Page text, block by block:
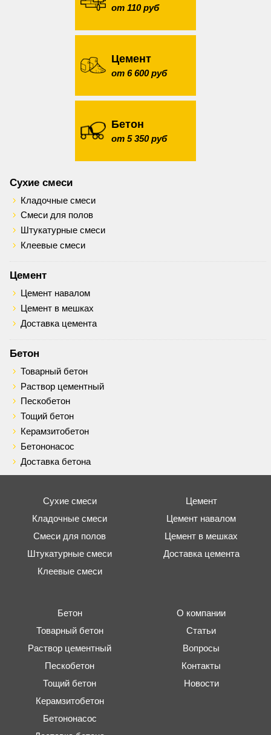
от 110 руб
Цемент
от 6 600 руб
Бетон
от 5 350 руб
Сухие смеси
Кладочные смеси
Смеси для полов
Штукатурные смеси
Клеевые смеси
Цемент
Цемент навалом
Цемент в мешках
Доставка цемента
Бетон
Товарный бетон
Раствор цементный
Пескобетон
Тощий бетон
Керамзитобетон
Бетононасос
Доставка бетона
Сухие смеси
Кладочные смеси
Смеси для полов
Штукатурные смеси
Клеевые смеси
Цемент
Цемент навалом
Цемент в мешках
Доставка цемента
Бетон
Товарный бетон
Раствор цементный
Пескобетон
Тощий бетон
Керамзитобетон
Бетононасос
О компании
Статьи
Вопросы
Контакты
Новости